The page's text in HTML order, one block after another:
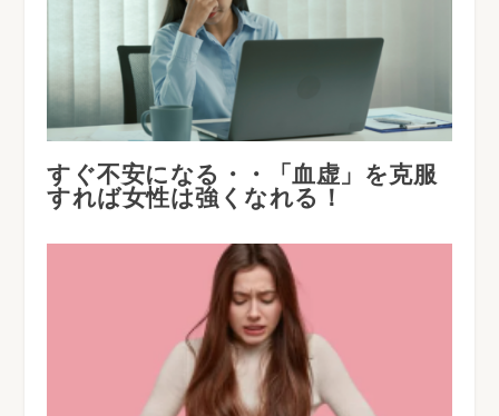
すぐ不安になる・・「血虚」を克服
すれば女性は強くなれる！